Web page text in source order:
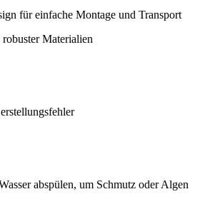
für einfache Montage und Transport
Materialien
abspülen, um Schmutz oder Algen